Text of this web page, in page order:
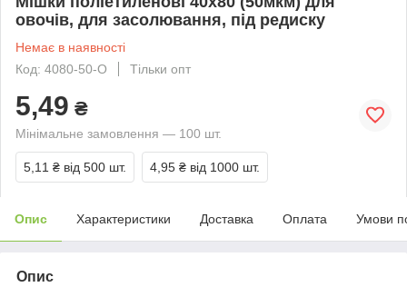
овочів, для засолювання, під редиску
Немає в наявності
Код: 4080-50-O
Тільки опт
5,49 ₴
Мінімальне замовлення — 100 шт.
5,11 ₴ від 500 шт. 4,95 ₴ від 1000 шт.
Опис Характеристики Доставка Оплата Умови
Опис